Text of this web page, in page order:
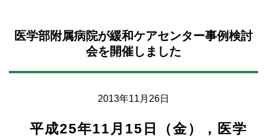
医学部附属病院が緩和ケアセンター事例検討
会を開催しました
2013年11月26日
平成25年11月15日（金），医学